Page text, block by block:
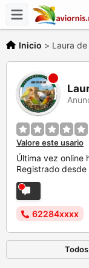
Inicio > Laura
Valore este usario
Última vez online
Registrado
62284xxxx